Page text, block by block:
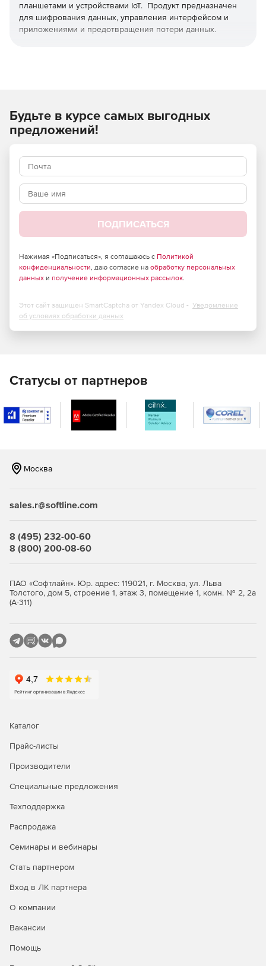
планшетами и устройствами IoT. Продукт предназначен
для шифрования данных, управления интерфейсом и
приложениями и предотвращения потери данных.
Будьте в курсе самых выгодных
предложений!
ПОДПИСАТЬСЯ
Нажимая «Подписаться», я соглашаюсь с Политикой
конфиденциальности, даю согласие на обработку персональных
данных и получение информационных рассылок.
Этот сайт защищен SmartCaptcha от Yandex Cloud - Уведомление
об условиях обработки данных
Статусы от партнеров
Москва
sales.r@softline.com
8 (495) 232-00-60
8 (800) 200-08-60
ПАО «Софтлайн». Юр. адрес: 119021, г. Москва, ул. Льва
Толстого, дом 5, строение 1, этаж 3, помещение 1, комн. № 2, 2а
(А-311)
Каталог
Прайс-листы
Производители
Специальные предложения
Техподдержка
Распродажа
Семинары и вебинары
Стать партнером
Вход в ЛК партнера
О компании
Вакансии
Помощь